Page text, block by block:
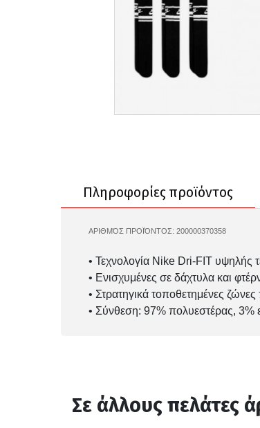
Πληροφορίες προϊόντος
ΑΡΙΘΜΌΣ ΠΡΟΪΌΝΤΟΣ: 200000370358
• Τεχνολογία Nike Dri-FIT υψηλής
• Ενισχυμένες σε δάχτυλα και
• Στρατηγικά τοποθετημένες
• Σύνθεση: 97% πολυεστέρας, 3%
Σε άλλους πελάτες